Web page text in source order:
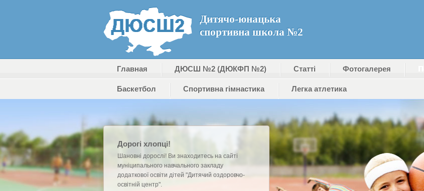
Дитячо-юнацька
спортивна школа №2
Главная ДЮСШ №2 (ДЮКФП №2) Статті Фотогалерея
Баскетбол Cпортивна гімнастика Легка атлетика
Дорогі хлопці!
Шановні дорослі! Ви знаходитесь на сайті
муніципального навчального закладу
додаткової освіти дітей "Дитячий оздоровчо-
освітній центр".